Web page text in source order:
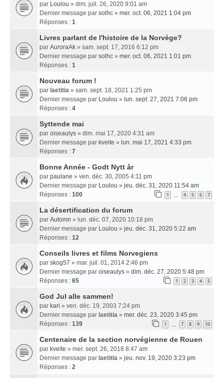
par Loulou » dim. juil. 26, 2020 9:01 am
Dernier message par solhc » mer. oct. 06, 2021 1:04 pm
Réponses : 1
Livres parlant de l'histoire de la Norvège?
par AuroraAk » sam. sept. 17, 2016 6:12 pm
Dernier message par solhc » mer. oct. 06, 2021 1:01 pm
Réponses : 1
Nouveau forum !
par laetitia » sam. sept. 18, 2021 1:25 pm
Dernier message par Loulou » lun. sept. 27, 2021 7:06 pm
Réponses : 4
Syttende mai
par oiseaulys » dim. mai 17, 2020 4:31 am
Dernier message par kveite » lun. mai 17, 2021 4:33 pm
Réponses : 7
Bonne Année - Godt Nytt år
par paulane » ven. déc. 30, 2005 4:11 pm
Dernier message par Loulou » jeu. déc. 31, 2020 11:54 am
Réponses : 100 1 … 4 5 6 7
La désertification du forum
par Automn » lun. déc. 07, 2020 10:18 pm
Dernier message par Loulou » jeu. déc. 31, 2020 5:22 am
Réponses : 12
Conseils livres et films Norvegiens
par skog57 » mar. juil. 01, 2014 2:46 pm
Dernier message par oiseaulys » dim. déc. 27, 2020 5:48 pm
Réponses : 65 1 2 3 4 5
God Jul alle sammen!
par kari » ven. déc. 19, 2003 7:24 pm
Dernier message par laetitia » mer. déc. 23, 2020 3:45 pm
Réponses : 139 1 … 7 8 9 10
Centenaire de la section norvégienne de Rouen
par kveite » mer. sept. 26, 2018 8:47 am
Dernier message par laetitia » jeu. nov. 19, 2020 3:23 pm
Réponses : 2